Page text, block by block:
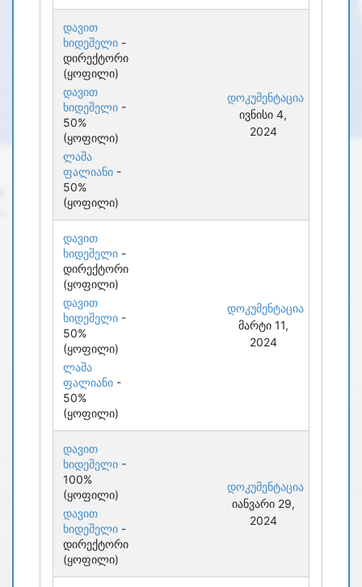
დავით
ხიდეშელი -
დირექტორი
(ყოფილი)
დავით
ხიდეშელი -
50%
(ყოფილი)
ლაშა
ფალიანი -
50%
(ყოფილი)
დოკუმენტაცია
ივნისი 4,
2024
დავით
ხიდეშელი -
დირექტორი
(ყოფილი)
დავით
ხიდეშელი -
50%
(ყოფილი)
ლაშა
ფალიანი -
50%
(ყოფილი)
დოკუმენტაცია
მარტი 11,
2024
დავით
ხიდეშელი -
100%
(ყოფილი)
დავით
ხიდეშელი -
დირექტორი
(ყოფილი)
დოკუმენტაცია
იანვარი 29,
2024